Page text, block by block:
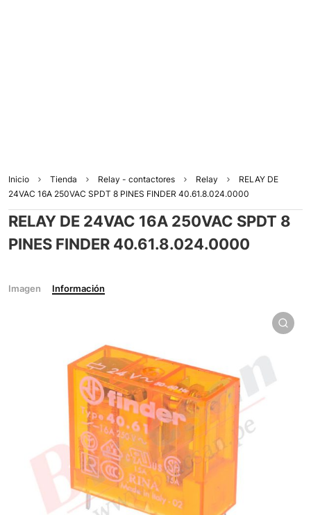
Inicio Tienda Relay - contactores Relay
RELAY DE
24VAC 16A 250VAC SPDT 8 PINES FINDER 40.61.8.024.0000
RELAY DE 24VAC 16A 250VAC SPDT 8
PINES FINDER 40.61.8.024.0000
Imagen Información